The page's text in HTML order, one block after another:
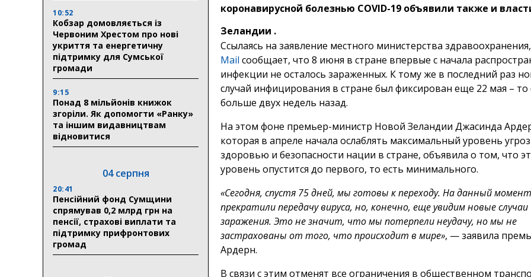
10:52
Кобзар домовляється із
Червоним Хрестом про нові
укриття та енергетичну
підтримку для Сумської
громади
9:15
Понад 8 мільйонів книжок
згоріли. Як допомогти «Ранку»
та іншим видавництвам
відновитися
04 серпня
20:41
Пенсійний фонд Сумщини
спрямував 0,2 млрд грн на
пенсії, страхові виплати та
підтримку прифронтових
громад
коронавирусной болезнью COVID-19 объявили также и
Зеландии .
Ссылаясь на заявление местного министерства здравоохранения,
Mail сообщает, что 8 июня в стране впервые с начала
инфекции не осталось зараженных. К тому же в последний раз
случай инфицирования в стране был фиксирован еще 22 мая – то
больше двух недель назад.
На этом фоне премьер-министр Новой Зеландии Джасинда
которая в апреле начала ослаблять максимальный уровень
здоровью и безопасности нации в стране, объявила о том, что
уровень опустится до первого, то есть минимального.
«Сегодня, спустя 75 дней, мы готовы к переходу. На данный
прекратили передачу вируса, но, конечно, еще увидим новые случаи
заражения. Это не значит, что мы потерпели неудачу, но мы не
застрахованы от того, что происходит в мире», — заявила
Ардерн.
В связи с этим отменят все ограничения в общественном